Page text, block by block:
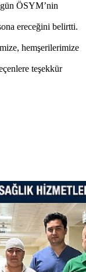
ÖSYM’nin
ereceğini belirtti.
hemşerilerimize
teşekkür